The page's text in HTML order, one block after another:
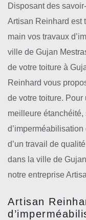
Disposant des
Artisan Reinhard est
main vos travaux
ville de Gujan
de votre toiture à
Reinhard vous
de votre toiture.
meilleure
d’un travail de
dans la ville de
notre entreprise
Artisan